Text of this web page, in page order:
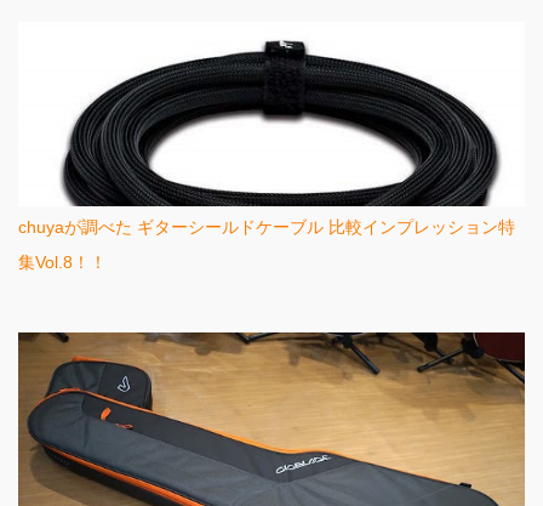
chuyaが調べた ギターシールドケーブル 比較インプレッション特
集Vol.8！！